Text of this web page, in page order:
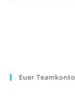
Euer Teamkonto